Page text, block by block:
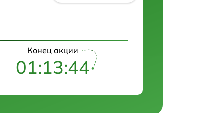
Конец акции
01:13:43